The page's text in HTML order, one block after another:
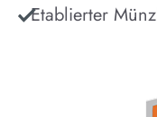
Etablierter